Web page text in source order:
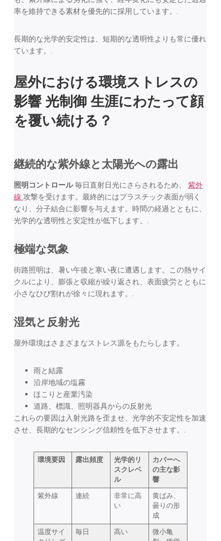
率を維持できる素材を優先的に採用しています。.
長期的な光学的安定性は、短期的な透明性よりも常に優れ
ています。.
屋外における環境ストレスの
影響 光制御 生涯にわたって顔
を覆い続ける？
継続的な紫外線と太陽光への露出
照明コントロール毎日直射日光にさらされるため、 紫外
線 攻撃を受けます。最終的にはプラスチック表面が弱く
なり、分子結合に影響を与えます。時間の経過とともに、
光学的な透明性と安定性が低下します。.
極端な気象
街路照明は、暑い午後と寒い夜に遭遇します。この熱サイ
クルにより、膨張と収縮が繰り返され、表面疲労とともに
小さなひび割れが徐々に現れます。.
湿気と反射光
屋外環境はさまざまなストレス源をもたらします。
雨と結露
沿岸地域の塩霧
ほこりと産業汚染
道路、標識、照明器具からの反射光
これらの要因は入射光路を歪ませ、光学的不安定性を加速
させ、長期的なセンシング信頼性を低下させます。.
環境要因 露出頻度
光学的リ
スクレベ
ル
カバーへ
の主な影
響
紫外線
連続
非常に高
い
黄ばみ、
曇りの形
成
温度サイ
毎日 高い
微小亀